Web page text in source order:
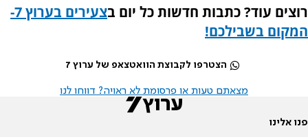
רוצים עוד? כתבות חדשות כל יום ב
צעירים בערוץ 7-
המקום בשבילכם!
הצטרפו לקבוצת הוואטצאפ של ערוץ 7
מצאתם טעות או פרסומת לא ראויה? דווחו לנו
פנו אלינו